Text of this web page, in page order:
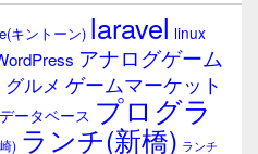
キントーン) laravel linux
アナログゲーム
グルメ ゲームマーケット
データベース プログラ
) ランチ(新橋) ランチ